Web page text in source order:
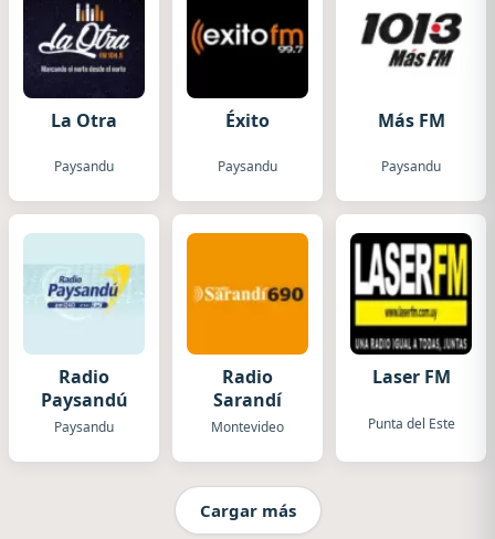
La Otra
Paysandu
Éxito
Paysandu
Más FM
Paysandu
Radio
Paysandú
Paysandu
Radio
Sarandí
Montevideo
Laser FM
Punta del Este
Cargar más